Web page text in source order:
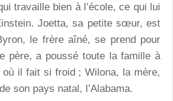
travaille bien à l’école, ce qui lui
Joetta, sa petite sœur, est
le frère aîné, se prend pour
père, a poussé toute la famille à
il fait si froid ; Wilona, la mère,
son pays natal, l’Alabama.